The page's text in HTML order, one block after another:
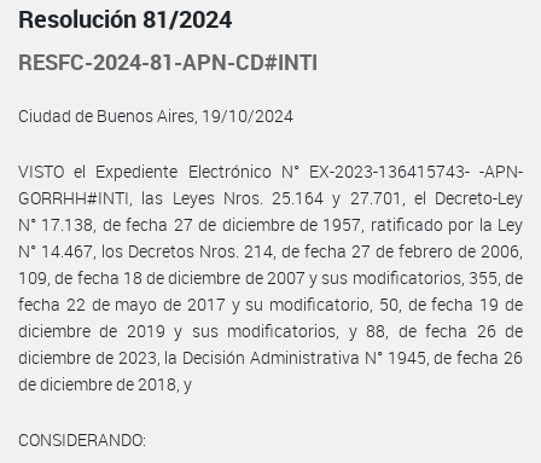
Resolución 81/2024
RESFC-2024-81-APN-CD#INTI
Ciudad de Buenos Aires, 19/10/2024
VISTO el Expediente Electrónico N° EX-2023-136415743- -APN-
GORRHH#INTI, las Leyes Nros. 25.164 y 27.701, el Decreto-Ley
N° 17.138, de fecha 27 de diciembre de 1957, ratificado por la Ley
N° 14.467, los Decretos Nros. 214, de fecha 27 de febrero de 2006,
109, de fecha 18 de diciembre de 2007 y sus modificatorios, 355, de
fecha 22 de mayo de 2017 y su modificatorio, 50, de fecha 19 de
diciembre de 2019 y sus modificatorios, y 88, de fecha 26 de
diciembre de 2023, la Decisión Administrativa N° 1945, de fecha 26
de diciembre de 2018, y
CONSIDERANDO: